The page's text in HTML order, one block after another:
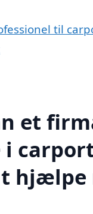
til
et
i
hjælpe